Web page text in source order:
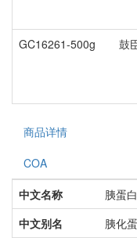
GC16261-500g 鼓
商品详情
COA
中文名称
胰蛋
中文别名
胰化